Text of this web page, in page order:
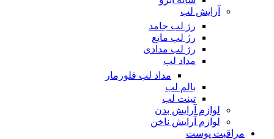
آرایش لب
رژ لب جامد
رژ لب مایع
رژ لب مدادی
مداد لب
مداد لب فلورمار
بالم لب
تینت لب
لوازم آرایش بدن
لوازم آرایش ناخن
مراقبت پوست